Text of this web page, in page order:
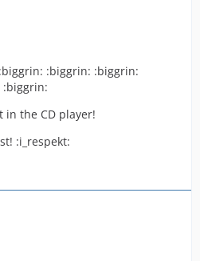
:biggrin: :biggrin:
in the CD player!
:i_respekt: